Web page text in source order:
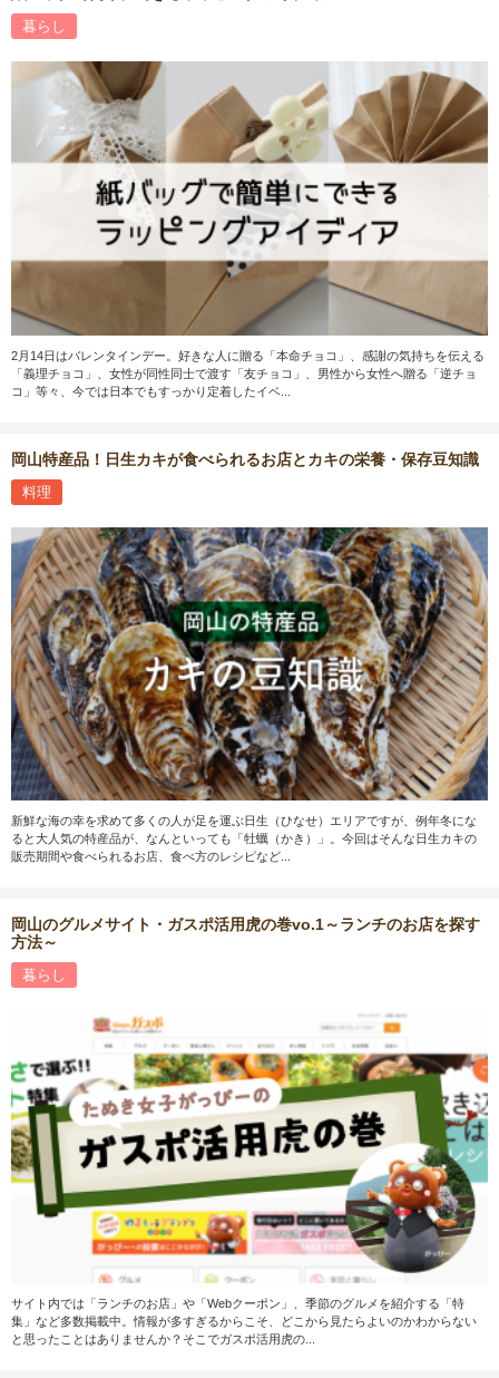
暮らし
2月14日はバレンタインデー。好きな人に贈る「本命チョコ」、感謝の気持ちを伝える
「義理チョコ」、女性が同性同士で渡す「友チョコ」、男性から女性へ贈る「逆チョ
コ」等々、今では日本でもすっかり定着したイベ...
岡山特産品！日生カキが食べられるお店とカキの栄養・保存豆知識
料理
新鮮な海の幸を求めて多くの人が足を運ぶ日生（ひなせ）エリアですが、例年冬にな
ると大人気の特産品が、なんといっても「牡蠣（かき）」。今回はそんな日生カキの
販売期間や食べられるお店、食べ方のレシピなど...
岡山のグルメサイト・ガスポ活用虎の巻vo.1～ランチのお店を探す
方法～
暮らし
サイト内では「ランチのお店」や「Webクーポン」、季節のグルメを紹介する「特
集」など多数掲載中。情報が多すぎるからこそ、どこから見たらよいのかわからない
と思ったことはありませんか？そこでガスポ活用虎の...